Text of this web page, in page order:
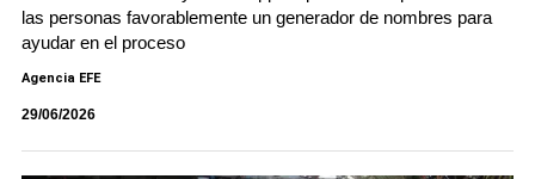
las personas favorablemente un generador de nombres para
ayudar en el proceso
Agencia EFE
29/06/2026